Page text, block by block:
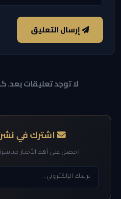
إرسال التعليق
لا توجد تعليقات
اشترك في
احصل على أهم الأخبار